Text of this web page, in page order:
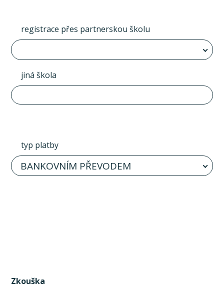
registrace přes partnerskou školu
jiná škola
typ platby
BANKOVNÍM PŘEVODEM
Zkouška